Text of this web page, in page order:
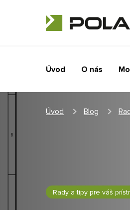
Úvod O nás
Úvod Blog
Rady a tipy pre váš